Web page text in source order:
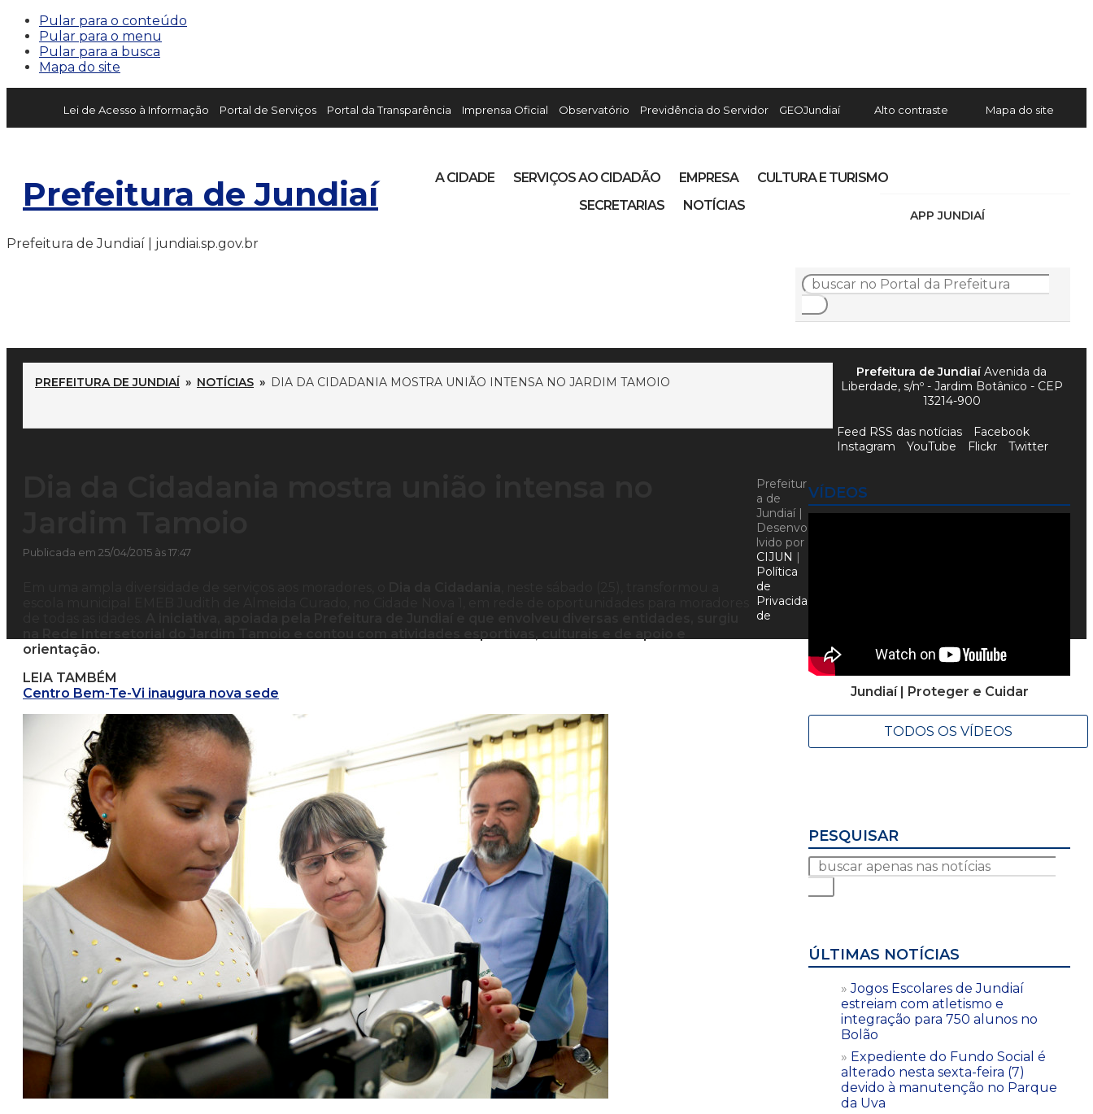
Pular para o conteúdo
Pular para o menu
Pular para a busca
Mapa do site
Lei de Acesso à Informação Portal de Serviços Portal da Transparência Imprensa Oficial Observatório Previdência do Servidor GEOJundiaí Alto contraste Mapa do site
Prefeitura de Jundiaí
APP JUNDIAÍ
A CIDADE SERVIÇOS AO CIDADÃO EMPRESA
CULTURA E TURISMO
SECRETARIAS
NOTÍCIAS
Prefeitura de Jundiaí | jundiai.sp.gov.br
PREFEITURA DE JUNDIAÍ » NOTÍCIAS » DIA DA CIDADANIA MOSTRA UNIÃO INTENSA NO JARDIM TAMOIO
Publicada em 25/04/2015 às 17:47
orientação.
LEIA TAMBÉM
Centro Bem-Te-Vi inaugura nova sede
VÍDEOS
Jundiaí | Proteger e Cuidar
TODOS OS VÍDEOS
PESQUISAR
ÚLTIMAS NOTÍCIAS
Jogos Escolares de Jundiaí
estreiam com atletismo e
integração para 750 alunos no
Bolão
Expediente do Fundo Social é
alterado nesta sexta-feira (7)
devido à manutenção no Parque
da Uva
Prefeitura de JundiaíAvenida da
Liberdade, s/nº - Jardim Botânico - CEP
13214-900
Feed RSS das notícias
Facebook
Instagram
YouTube Flickr Twitter
Prefeitur
a de
Jundiaí |
Desenvo
lvido por
CIJUN |
Política
de
Privacida
de